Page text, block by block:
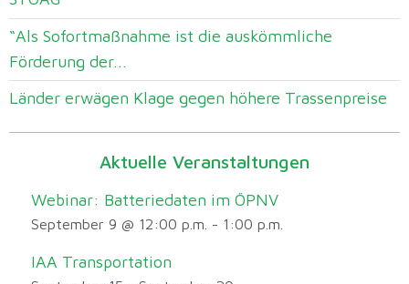
“Als Sofortmaßnahme ist die auskömmliche
Förderung der...
Länder erwägen Klage gegen höhere Trassenpreise
Aktuelle Veranstaltungen
Webinar: Batteriedaten im ÖPNV
September 9 @ 12:00 p.m. - 1:00 p.m.
IAA Transportation